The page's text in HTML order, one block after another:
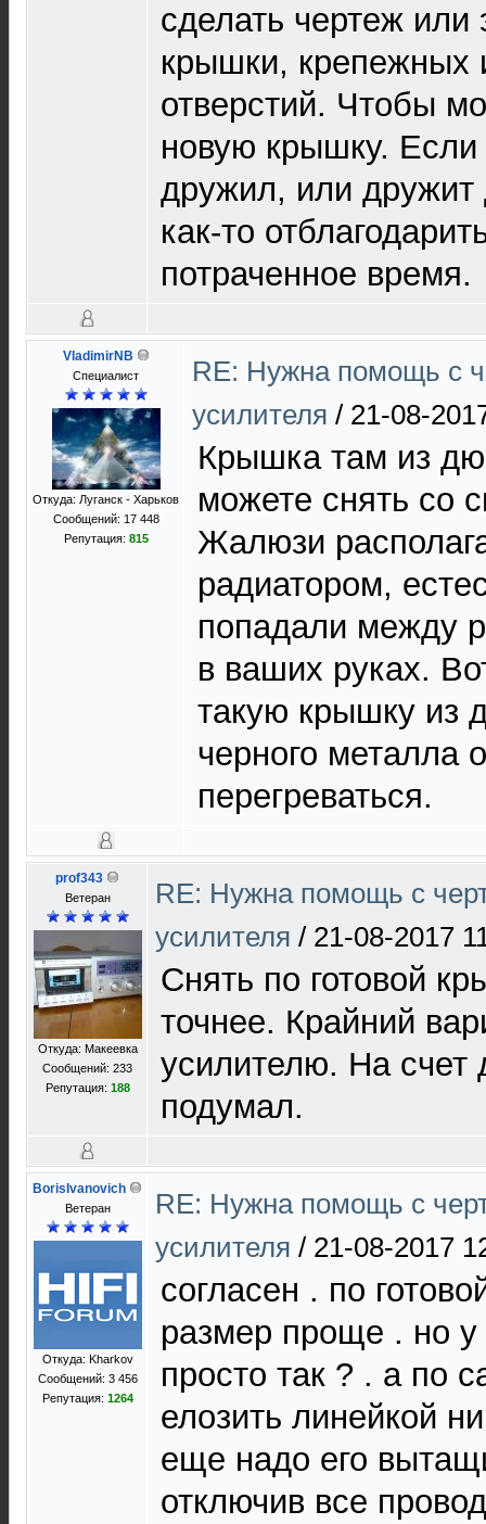
сделать чертеж или
крышки, крепежных
отверстий. Чтобы
новую крышку. Если
дружил, или дружит
как-то
потраченное время.
VladimirNB
Специалист
Откуда: Луганск - Харьков
Сообщений: 17 448
Репутация: 815
RE: Нужна помощь с
усилителя / 21-08-
Крышка там из
можете снять со
Жалюзи
радиатором,
попадали между
в ваших руках.
такую крышку из
черного металла
перегреваться.
prof343
Ветеран
Откуда: Макеевка
Сообщений: 233
Репутация: 188
RE: Нужна помощь с
усилителя / 21-08-2017
Снять по готовой
точнее. Крайний
усилителю. На счет
подумал.
BorisIvanovich
Ветеран
Откуда: Kharkov
Сообщений: 3 456
Репутация: 1264
RE: Нужна помощь с
усилителя / 21-08-2017
согласен . по
размер проще . но у
просто так ? . а по
елозить линейкой
еще надо его
отключив все